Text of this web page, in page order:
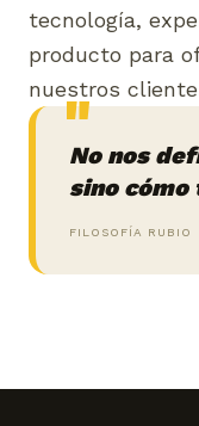
tecnología,
producto para
nuestros
"
No nos
sino cómo
FILOSOFÍA RUBIO